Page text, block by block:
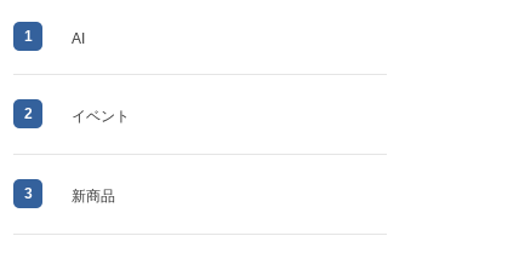
1 AI
2 イベント
3 新商品